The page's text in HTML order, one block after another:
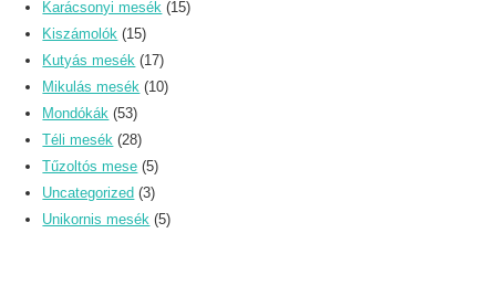
Karácsonyi mesék (15)
Kiszámolók (15)
Kutyás mesék (17)
Mikulás mesék (10)
Mondókák (53)
Téli mesék (28)
Tűzoltós mese (5)
Uncategorized (3)
Unikornis mesék (5)